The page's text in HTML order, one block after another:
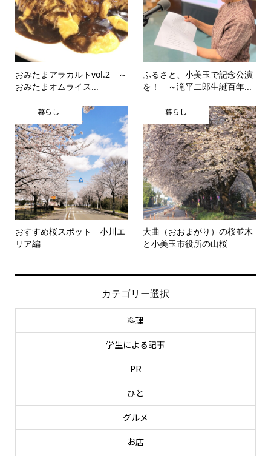
おみたまアラカルトvol.2 ～
おみたまオムライス...
ふるさと、小美玉で記念公演
を！ ～滝平二郎生誕百年...
暮らし
おすすめ桜スポット 小川エ
リア編
暮らし
大曲（おおまがり）の桜並木
と小美玉市役所の山桜
カテゴリー選択
料理
学生による記事
PR
ひと
グルメ
お店